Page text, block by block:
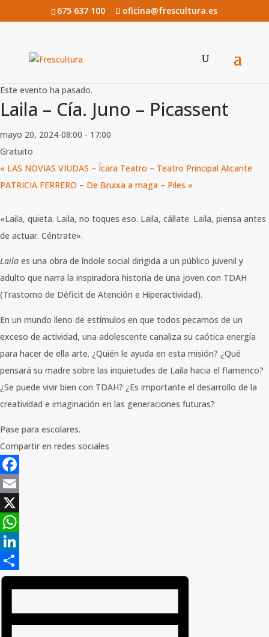
675 637 100 oficina@frescultura.es
Este evento ha pasado.
Laila – Cía. Juno – Picassent
mayo 20, 2024-08:00 - 17:00
Gratuito
« LAS NOVIAS VIUDAS – Ícara Teatro – Teatro Principal Alicante
PATRICIA FERRERO – De Bruixa a maga – Piles »
«Laila, quieta. Laila, no toques eso. Laila, cállate. Laila, piensa antes
de actuar. Céntrate».
Laila es una obra de índole social dirigida a un público juvenil y
adulto que narra la inspiradora historia de una joven con TDAH
(Trastorno de Déficit de Atención e Hiperactividad).
En un mundo lleno de estímulos en que todos pecamos de un
exceso de actividad, una adolescente canaliza su caótica energía
para hacer de ella arte. ¿Quién le ayuda en esta misión? ¿Qué
pensará su madre sobre las inquietudes de Laila hacia el flamenco?
¿Se puede vivir bien con TDAH? ¿Es importante el desarrollo de la
creatividad e imaginación en las generaciones futuras?
Pase para escolares.
Compartir en redes sociales
Facebook
Email
X
WhatsApp
LinkedIn
Compartir